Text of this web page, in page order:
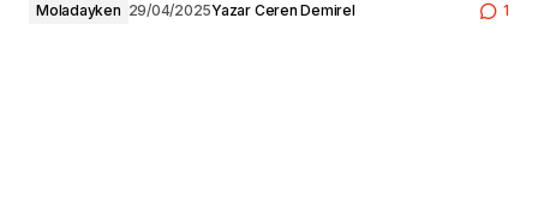
Moladayken 29/04/2025Yazar Ceren Demirel 1